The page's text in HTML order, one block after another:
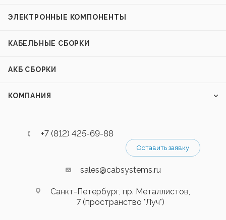
ЭЛЕКТРОННЫЕ КОМПОНЕНТЫ
КАБЕЛЬНЫЕ СБОРКИ
АКБ СБОРКИ
КОМПАНИЯ
+7 (812) 425-69-88
Оставить заявку
sales@cabsystems.ru
Санкт-Петербург, пр. Металлистов,
7 (пространство "Луч")